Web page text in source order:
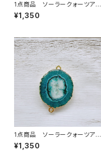
1点商品 ソーラークォーツアク
ア 2カン②
¥1,350
1点商品 ソーラークォーツアク
ア 2カン ⑦
¥1,350